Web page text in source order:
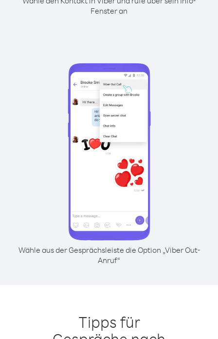
Fenster an
Wähle aus der Gesprächsleiste die Option „Viber Out-
Anruf“
Tipps für